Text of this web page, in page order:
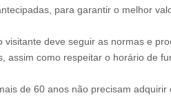
para garantir o melhor
visitante deve seguir as normas e
assim como respeitar o horário de
de 60 anos não precisam adquirir